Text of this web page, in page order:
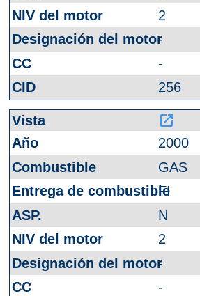
2
-
-
256
launch
2000
GAS
FI
N
2
-
-